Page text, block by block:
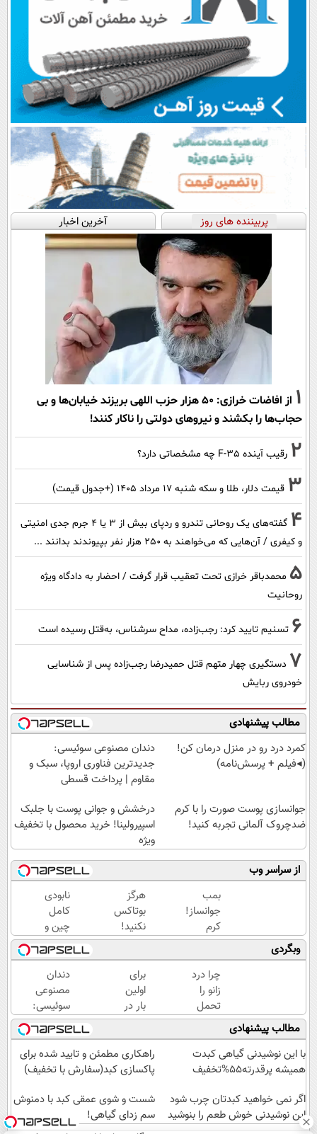
پربیننده های روز آخرین اخبار
1
از افاضات خرازی: ۵۰ هزار حزب اللهی بریزند خیابان‌ها و بی
حجاب‌ها را بکشند و نیرو‌های دولتی را ناکار کنند!
2 رقیب آینده F-35 چه مشخصاتی دارد؟
3 قیمت دلار، طلا و سکه شنبه ۱۷ مرداد ۱۴۰۵ (+جدول قیمت)
4
گفته‌های یک روحانی تندرو و ردپای بیش از ۳ یا ۴ جرم جدی امنیتی
و کیفری / آن‌هایی که می‌خواهند به ۲۵۰ هزار نفر بپیوندند بدانند ...
5 محمدباقر خرازی تحت تعقیب قرار گرفت / احضار به دادگاه ویژه
روحانیت
6 تسنیم تایید کرد: رجب‌زاده، مداح سرشناس، به‌قتل رسیده است
7 دستگیری چهار متهم قتل حمیدرضا رجب‌زاده پس از شناسایی
خودروی ربایش
مطالب پیشنهادی
کمرد درد رو در منزل درمان کن!
(◂فیلم + پرسش‌نامه)
دندان مصنوعی سوئیسی:
جدیدترین فناوری اروپا، سبک و
مقاوم | پرداخت قسطی
جوانسازی پوست صورت را با کرم
ضدچروک آلمانی تجربه کنید!
درخشش و جوانی پوست با جلبک
اسپیرولینا! خرید محصول با تخفیف
ویژه
از سراسر وب
بمب
جوانساز!
کرم
بوتاکس
جلبک
اسپیرولینا50%تخفیف
هرگز
بوتاکس
نکنید!
جوانساز
جلبک
پوست
شمارا
۱۰ سال
جوان
می کند
نابودی
کامل
چین و
چروک
با کرم
آلمانی۴۰٪تخفیف
وبگردی
چرا درد
زانو را
تحمل
می‌کنی؟
خیلی
ساده
درمنزل
کن
برای
اولین
بار در
ایران
🇮🇷
این
دکتر
ترمیم
کننده
دندان
مصنوعی
سوئیسی:
جدیدترین
فناوری
اروپا،
سبک و
پرداخت
قسطی
مطالب پیشنهادی
با این نوشیدنی گیاهی کبدت
همیشه پرقدرته55%تخفیف
راهکاری مطمئن و تایید شده برای
پاکسازی کبد(سفارش با تخفیف)
اگر نمی خواهید کبدتان چرب شود
این نوشیدنی خوش طعم را بنوشید
شست و شوی عمقی کبد با دمنوش
سم زدای گیاهی!